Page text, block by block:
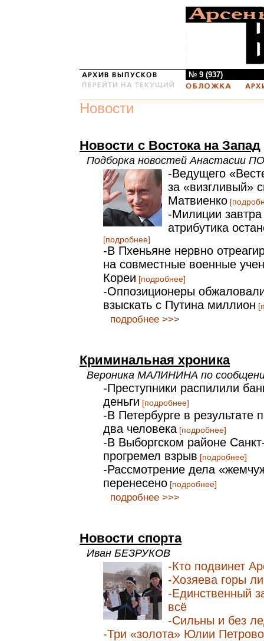
№ 9 (937)
Новости
Новости с Востока на Запад
Подборка новостей Анастасии
-Ведущего
за «визгливый»
Матвиенко
-Милиции завтра
атрибутика
[подробнее]
-В Пхеньяне нервно
на совместные военные
Кореи [подробнее]
-Оппозиционеры
взыскать с Путина миллион
подробнее >>>
Криминальная хроника
Вероника МАЛИНИНА по
-Преступники распилили
деньги [подробнее]
-В Петербурге в результате
два человека [подробнее]
-В Выборгском районе
прогремел взрыв [подробнее]
-Рассмотрение дела
перенесено [подробнее]
подробнее >>>
Новости спорта
Иван БЕЗРУКОВ
-Кто подвинет
-Хозяева горы
-Единственный
всё
-Сильны и без
-Три «золота» Юлии